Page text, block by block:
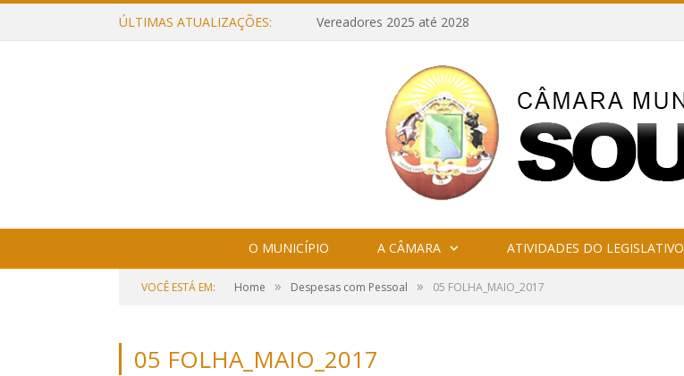
ÚLTIMAS ATUALIZAÇÕES: Vereadores 2025 até 2028
O MUNICÍPIO A CÂMARA ATIVIDADES DO LEGISLATIVO
VOCÊ ESTÁ EM: Home » Despesas com Pessoal » 05 FOLHA_MAIO_2017
05 FOLHA_MAIO_2017